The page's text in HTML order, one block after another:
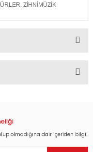
ZİHNİMÜZİK
olmadığına dair içeriden bilgi.